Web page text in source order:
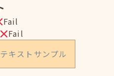
Fail
Fail
キストサンプル